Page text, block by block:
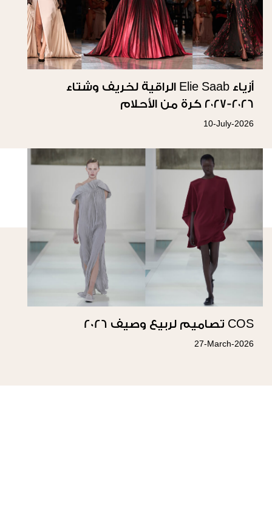
أزياء Elie Saab الراقية لخريف وشتاء
٢٠٢٦-٢٠٢٧ كرة من الأحلام
10-July-2026
COS تصاميم لربيع وصيف 2026
27-March-2026